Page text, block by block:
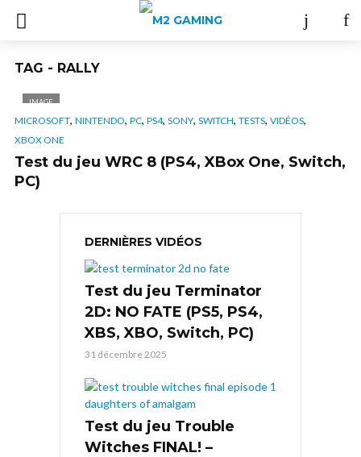
TAG - RALLY
IMAGE
MICROSOFT, NINTENDO, PC, PS4, SONY, SWITCH, TESTS, VIDÉOS,
XBOX ONE
Test du jeu WRC 8 (PS4, XBox One, Switch,
PC)
DERNIÈRES VIDÉOS
Test du jeu Terminator
2D: NO FATE (PS5, PS4,
XBS, XBO, Switch, PC)
31 décembre 2025
Test du jeu Trouble
Witches FINAL! –